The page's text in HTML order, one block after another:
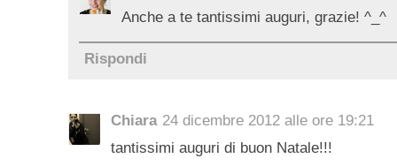
Anche a te tantissimi auguri, grazie! ^_^
Rispondi
Chiara 24 dicembre 2012 alle ore 19:21
tantissimi auguri di buon Natale!!!